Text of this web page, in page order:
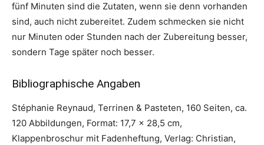
fünf Minuten sind die Zutaten, wenn sie denn vorhanden
sind, auch nicht zubereitet. Zudem schmecken sie nicht
nur Minuten oder Stunden nach der Zubereitung besser,
sondern Tage später noch besser.
Bibliographische Angaben
Stéphanie Reynaud, Terrinen & Pasteten, 160 Seiten, ca.
120 Abbildungen, Format: 17,7 x 28,5 cm,
Klappenbroschur mit Fadenheftung, Verlag: Christian,